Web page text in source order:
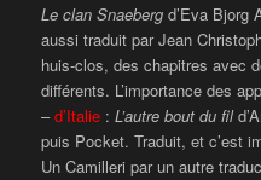
Le clan Snaeberg d’Eva Bjorg
aussi traduit par Jean
huis-clos, des chapitres avec
différents. L’importance des
–d’Italie :L’autre bout du fil
puis Pocket. Traduit, et c’est
Un Camilleri par un autre